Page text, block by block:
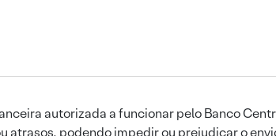
autorizada a funcionar pelo Banco
atrasos, podendo impedir ou prejudicar o